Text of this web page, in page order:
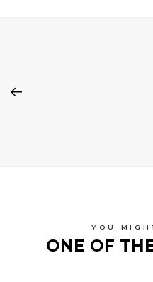
YOU
ONE OF